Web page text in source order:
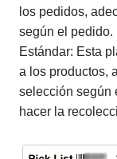
los pedidos,
según el pedido.
Estándar: Esta
a los productos,
selección según
hacer la